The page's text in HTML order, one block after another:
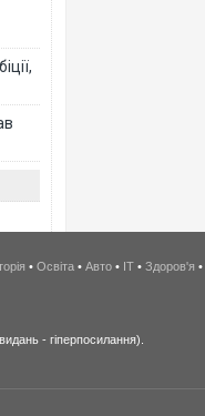
• Освіта • Авто • IT • Здоров'я •
- гіперпосилання).